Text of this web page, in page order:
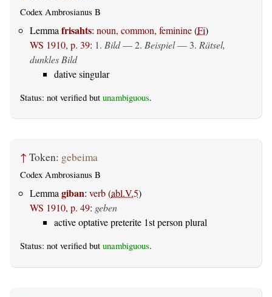
Codex Ambrosianus B
Lemma frisahts: noun, common, feminine(Fi)
WS 1910, p. 39: 1. Bild— 2. Beispiel— 3. Rätsel,
dunkles Bild
dative singular
Status: not verified but unambiguous.
↑ Token: gebeima
Codex Ambrosianus B
Lemmagiban: verb(abl.V.5)
WS 1910, p. 49: geben
active optative preterite 1st person plural
Status: not verified but unambiguous.